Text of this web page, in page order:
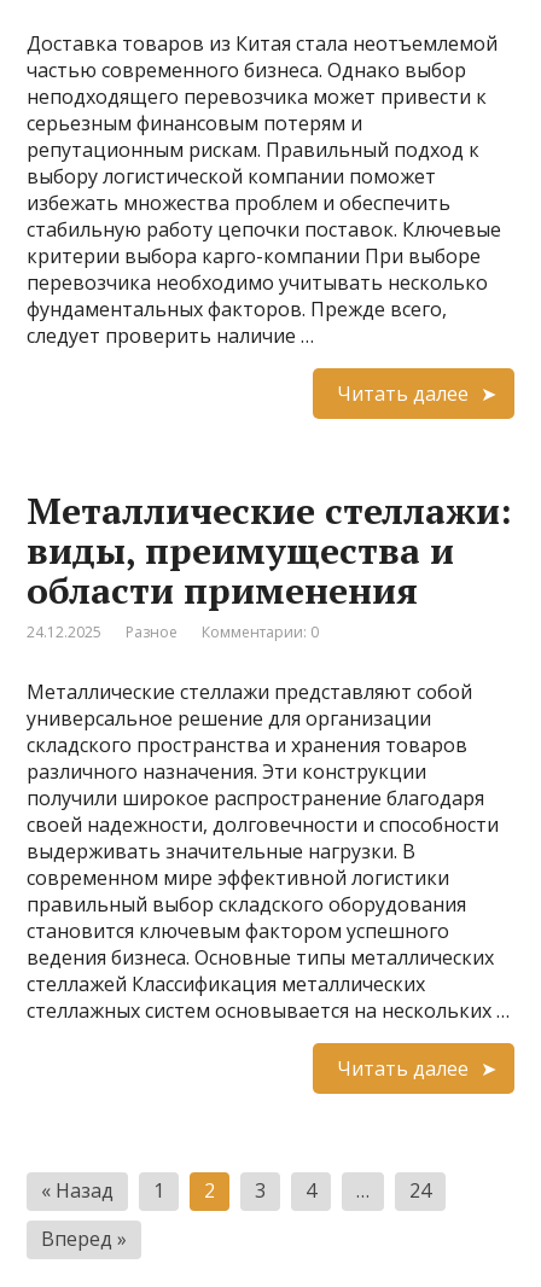
Доставка товаров из Китая стала неотъемлемой
частью современного бизнеса. Однако выбор
неподходящего перевозчика может привести к
серьезным финансовым потерям и
репутационным рискам. Правильный подход к
выбору логистической компании поможет
избежать множества проблем и обеспечить
стабильную работу цепочки поставок. Ключевые
критерии выбора карго-компании При выборе
перевозчика необходимо учитывать несколько
фундаментальных факторов. Прежде всего,
следует проверить наличие …
Читать далее
Металлические стеллажи:
виды, преимущества и
области применения
24.12.2025 Разное Комментарии: 0
Металлические стеллажи представляют собой
универсальное решение для организации
складского пространства и хранения товаров
различного назначения. Эти конструкции
получили широкое распространение благодаря
своей надежности, долговечности и способности
выдерживать значительные нагрузки. В
современном мире эффективной логистики
правильный выбор складского оборудования
становится ключевым фактором успешного
ведения бизнеса. Основные типы металлических
стеллажей Классификация металлических
стеллажных систем основывается на нескольких …
Читать далее
Пагинация
записей
« Назад 1 2 3 4 …
24
Вперед »